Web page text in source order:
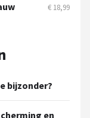
€ 18,99
bijzonder?
en